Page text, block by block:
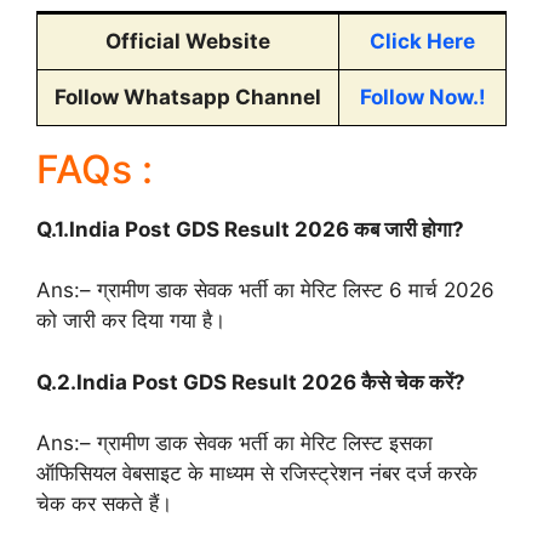
Official Website Click Here
Follow Whatsapp Channel Follow Now.!
FAQs :
Q.1.India Post GDS Result 2026 कब जारी होगा?
Ans:– ग्रामीण डाक सेवक भर्ती का मेरिट लिस्ट 6 मार्च 2026
को जारी कर दिया गया है।
Q.2.India Post GDS Result 2026 कैसे चेक करें?
Ans:– ग्रामीण डाक सेवक भर्ती का मेरिट लिस्ट इसका
ऑफिसियल वेबसाइट के माध्यम से रजिस्ट्रेशन नंबर दर्ज करके
चेक कर सकते हैं।